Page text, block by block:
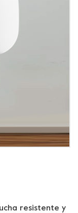
resistente y